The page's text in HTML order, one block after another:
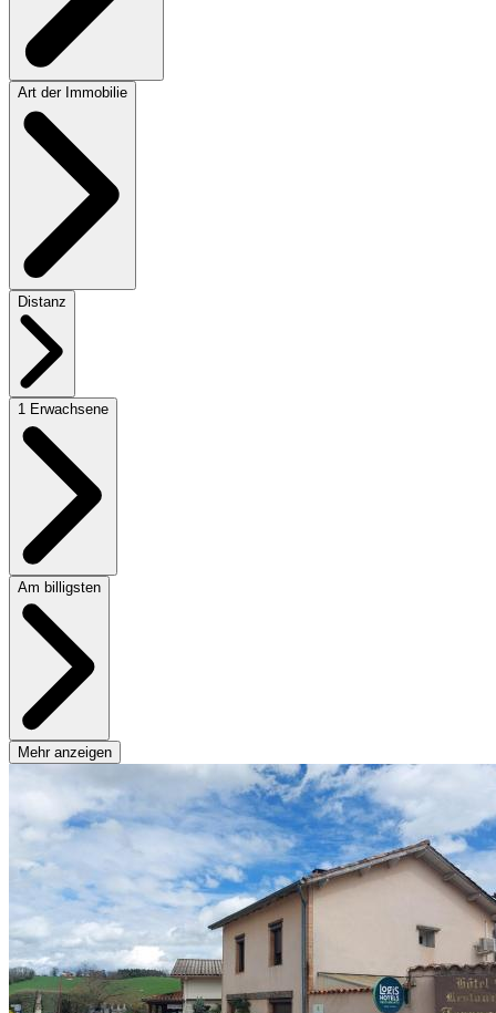
Art der Immobilie
Distanz
1 Erwachsene
Am billigsten
Mehr anzeigen